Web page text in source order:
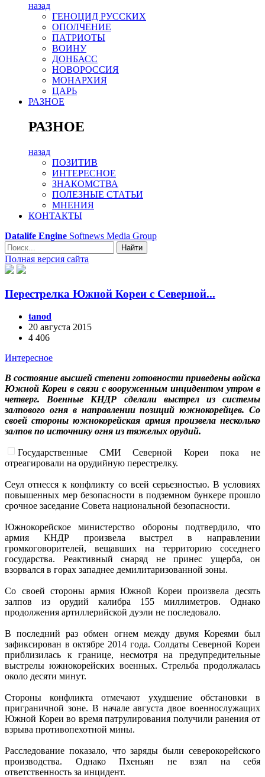
назад
ГЕНОЦИД РУССКИХ
ОПОЛЧЕНИЕ
ПАТРИОТЫ
ВОИНУ
ДОНБАСС
НОВОРОССИЯ
МОНАРХИЯ
ЦАРЬ
РАЗНОЕ
РАЗНОЕ
назад
ПОЗИТИВ
ИНТЕРЕСНОЕ
ЗНАКОМСТВА
ПОЛЕЗНЫЕ СТАТЬИ
МНЕНИЯ
КОНТАКТЫ
Datalife Engine Softnews Media Group
Найти
Полная версия сайта
Перестрелка Южной Кореи с Северной...
tanod
20 августа 2015
4 406
Интересное
В состояние высшей степени готовности приведены войска
Южной Кореи в связи с вооруженным инцидентом утром в
четверг. Военные КНДР сделали выстрел из системы
залпового огня в направлении позиций южнокорейцев. Со
своей стороны южнокорейская армия произвела несколько
залпов по источнику огня из тяжелых орудий.
Государственные СМИ Северной Кореи пока не
отреагировали на орудийную перестрелку.
Сеул отнесся к конфликту со всей серьезностью. В условиях
повышенных мер безопасности в подземном бункере прошло
срочное заседание Совета национальной безопасности.
Южнокорейское министерство обороны подтвердило, что
армия КНДР произвела выстрел в направлении
громкоговорителей, вещавших на территорию соседнего
государства. Реактивный снаряд не принес ущерба, он
взорвался в горах западнее демилитаризованной зоны.
Со своей стороны армия Южной Кореи произвела десять
залпов из орудий калибра 155 миллиметров. Однако
продолжения артиллерийской дуэли не последовало.
В последний раз обмен огнем между двумя Кореями был
зафиксирован в октябре 2014 года. Солдаты Северной Кореи
приблизилась к границе, несмотря на предупредительные
выстрелы южнокорейских военных. Стрельба продолжалась
около десяти минут.
Стороны конфликта отмечают ухудшение обстановки в
приграничной зоне. В начале августа двое военнослужащих
Южной Кореи во время патрулирования получили ранения от
взрыва противопехотной мины.
Расследование показало, что заряды были северокорейского
производства. Однако Пхеньян не взял на себя
ответственность за инцидент.